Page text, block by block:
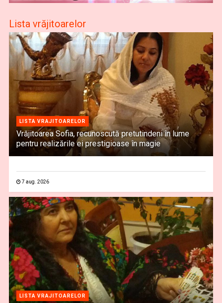
Lista vrăjitoarelor
LISTA VRAJITOARELOR
Vrăjitoarea Sofia, recunoscută pretutindeni în lume
pentru realizările ei prestigioase în magie
7 aug. 2026
LISTA VRAJITOARELOR